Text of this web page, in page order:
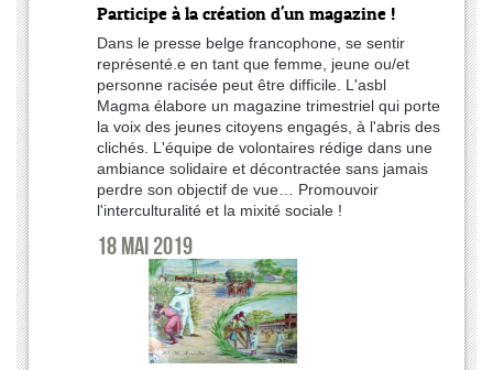
Participe à la création d'un magazine !
Dans le presse belge francophone, se sentir
représenté.e en tant que femme, jeune ou/et
personne racisée peut être difficile. L'asbl
Magma élabore un magazine trimestriel qui porte
la voix des jeunes citoyens engagés, à l'abris des
clichés. L'équipe de volontaires rédige dans une
ambiance solidaire et décontractée sans jamais
perdre son objectif de vue… Promouvoir
l'interculturalité et la mixité sociale !
18 mai 2019